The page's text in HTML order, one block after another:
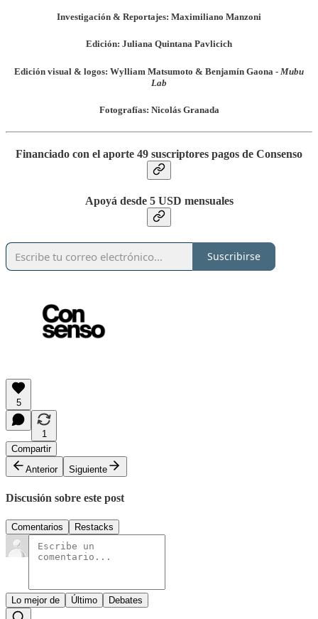
Investigación & Reportajes: Maximiliano Manzoni
Edición: Juliana Quintana Pavlicich
Edición visual & logos: Wylliam Matsumoto & Benjamín Gaona - Mubu
Lab
Fotografías: Nicolás Granada
Financiado con el aporte 49 suscriptores pagos de Consenso
Apoyá desde 5 USD mensuales
Suscribirse
5
1
Compartir
Anterior
Siguiente
Discusión sobre este post
Comentarios Restacks
Lo mejor de Último Debates